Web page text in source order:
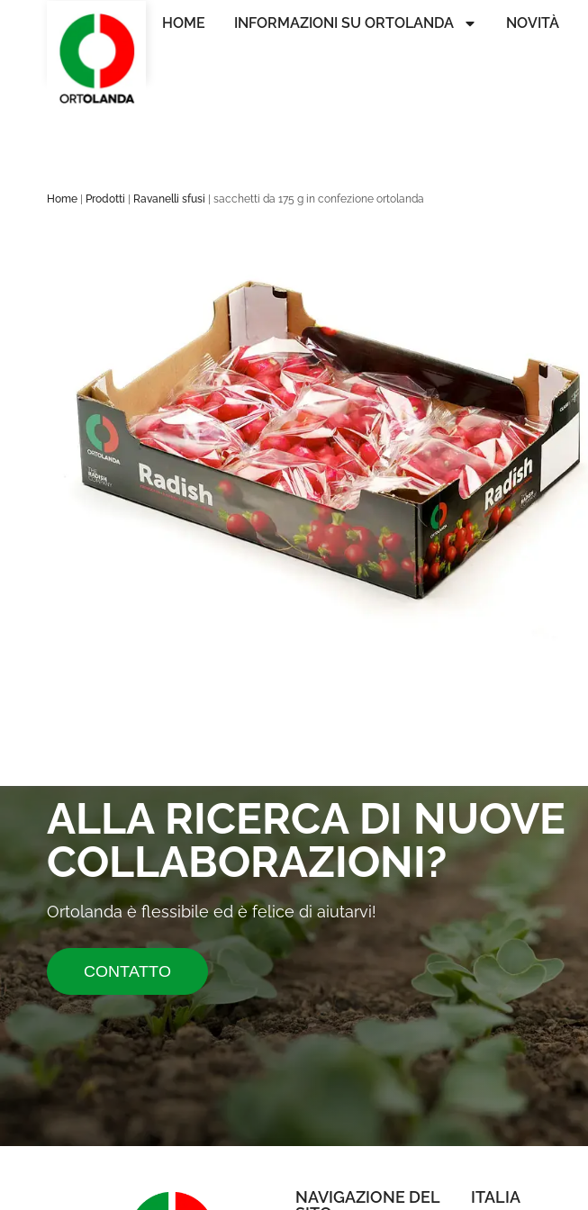
HOME INFORMAZIONI SU ORTOLANDA NOVITÀ
Home | Prodotti | Ravanelli sfusi | sacchetti da 175 g in confezione ortolanda
ALLA RICERCA DI NUOVE
COLLABORAZIONI?
Ortolanda è flessibile ed è felice di aiutarvi!
CONTATTO
NAVIGAZIONE DEL
ITALIA